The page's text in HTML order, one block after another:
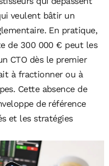
veulent bâtir un
En pratique,
de 300 000 € peut les
CTO dès le premier
à fractionner ou à
Cette absence de
de référence
et les stratégies